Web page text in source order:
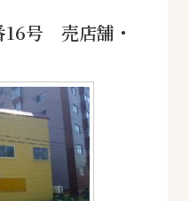
16号 売店舗・